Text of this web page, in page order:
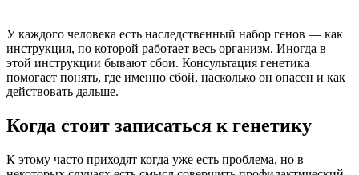
У каждого человека есть наследственный набор генов — как
инструкция, по которой работает весь организм. Иногда в
этой инструкции бывают сбои. Консультация генетика
помогает понять, где именно сбой, насколько он опасен и как
действовать дальше.
Когда стоит записаться к генетику
К этому часто приходят когда уже есть проблема, но в